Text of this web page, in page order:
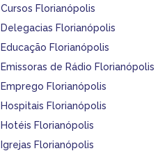
Cursos Florianópolis
Delegacias Florianópolis
Educação Florianópolis
Emissoras de Rádio Florianópolis
Emprego Florianópolis
Hospitais Florianópolis
Hotéis Florianópolis
Igrejas Florianópolis